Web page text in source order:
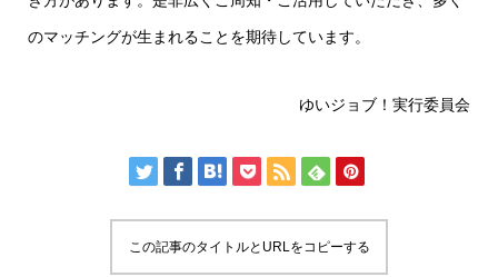
のマッチングが生まれることを期待しています。
ゆいジョブ！実行委員会
この記事のタイトルとURLをコピーする